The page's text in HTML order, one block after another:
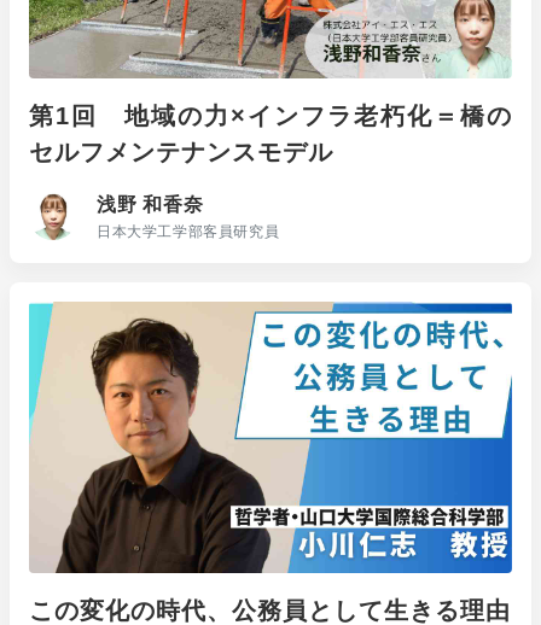
第1回 地域の力×インフラ老朽化＝橋の
セルフメンテナンスモデル
浅野 和香奈
日本大学工学部客員研究員
この変化の時代、公務員として生きる理由